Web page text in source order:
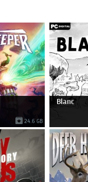
24.6 GB
Blanc